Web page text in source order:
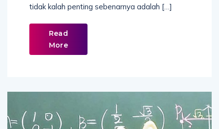
tidak kalah penting sebenarnya adalah […]
Read
More